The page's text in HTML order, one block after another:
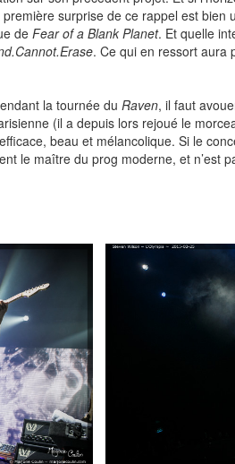
surprise de ce rappel est bien
de Fear of a Blank Planet. Et quelle
. Ce qui en ressort aura
la tournée du Raven, il faut
(il a depuis lors rejoué le
beau et mélancolique. Si le
le maître du prog moderne, et n’est